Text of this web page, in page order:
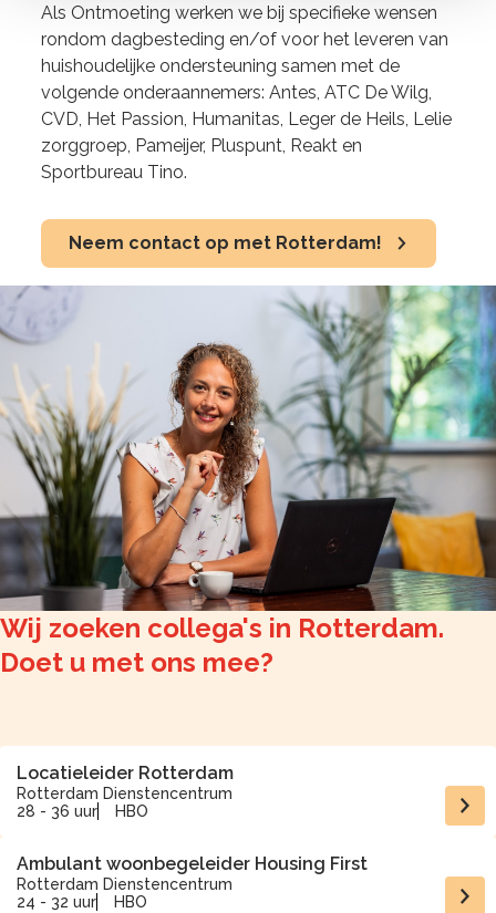
Als Ontmoeting werken we bij specifieke wensen
rondom dagbesteding en/of voor het leveren van
huishoudelijke ondersteuning samen met de
volgende onderaannemers: Antes, ATC De Wilg,
CVD, Het Passion, Humanitas, Leger de Heils, Lelie
zorggroep, Pameijer, Pluspunt, Reakt en
Sportbureau Tino.
Neem contact op met Rotterdam!
Wij zoeken collega's in Rotterdam.
Doet u met ons mee?
Locatieleider Rotterdam
Rotterdam Dienstencentrum
28 - 36 uur
HBO
Ambulant woonbegeleider Housing First
Rotterdam Dienstencentrum
24 - 32 uur
HBO